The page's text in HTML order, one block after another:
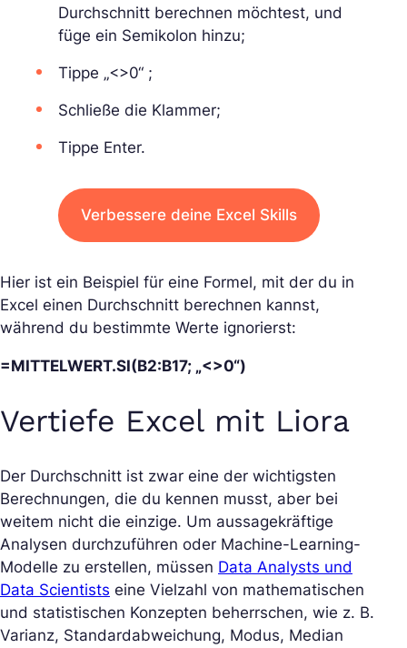
Durchschnitt berechnen möchtest, und
füge ein Semikolon hinzu;
Tippe „<>0“ ;
Schließe die Klammer;
Tippe Enter.
Verbessere deine Excel Skills
Hier ist ein Beispiel für eine Formel, mit der du in
Excel einen Durchschnitt berechnen kannst,
während du bestimmte Werte ignorierst:
=MITTELWERT.SI(B2:B17; „<>0“)
Vertiefe Excel mit Liora
Der Durchschnitt ist zwar eine der wichtigsten
Berechnungen, die du kennen musst, aber bei
weitem nicht die einzige. Um aussagekräftige
Analysen durchzuführen oder Machine-Learning-
Modelle zu erstellen, müssen Data Analysts und
Data Scientists eine Vielzahl von mathematischen
und statistischen Konzepten beherrschen, wie z. B.
Varianz, Standardabweichung, Modus, Median